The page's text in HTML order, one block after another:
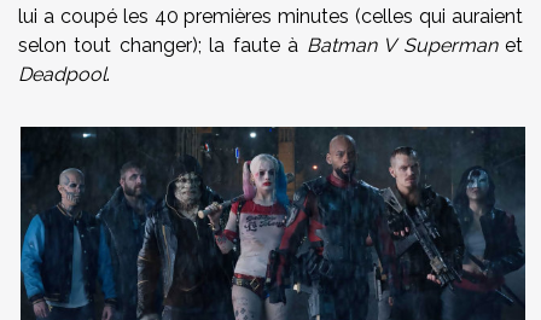
lui a coupé les 40 premières minutes (celles qui auraient
selon tout changer); la faute à Batman V Supermanet
Deadpool.